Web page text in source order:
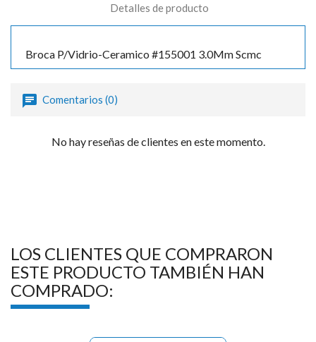
Detalles de producto
Broca P/Vidrio-Ceramico #155001 3.0Mm Scmc
Comentarios (0)
No hay reseñas de clientes en este momento.
LOS CLIENTES QUE COMPRARON
ESTE PRODUCTO TAMBIÉN HAN
COMPRADO: